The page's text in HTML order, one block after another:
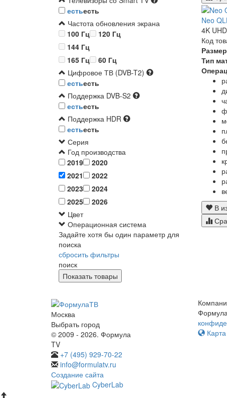
естьесть
Частота обновления экрана
100 Гц
120 Гц
144 Гц
165 Гц
60 Гц
Цифровое ТВ (DVB-T2)
естьесть
Поддержка DVB-S2
естьесть
Поддержка HDR
естьесть
Серия
Год производства
2019
2020
2021
2022
2023
2024
2025
2026
Цвет
Операционная система
Задайте хотя бы один параметр для
поиска
сбросить фильтры
поиск
Neo
4K
Код
Тип
В
Москва
Выбрать город
© 2009 - 2026. Формула
TV
+7 (495) 929-70-22
info@formulatv.ru
Создание сайта
CyberLab
Карта